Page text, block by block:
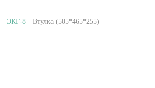
ЭКГ-8 Втулка (505*465*255)